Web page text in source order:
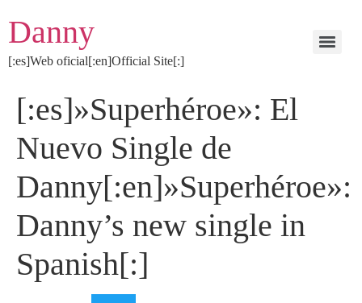
Danny
[:es]Web oficial[:en]Official Site[:]
[:es]»Superhéroe»: El
Nuevo Single de
Danny[:en]»Superhéroe»:
Danny’s new single in
Spanish[:]